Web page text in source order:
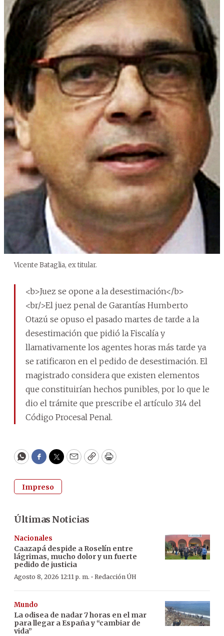
Vicente Bataglia, ex titular.
<b>Juez se opone a la desestimación</b>
<br/>El juez penal de Garantías Humberto
Otazú se opuso el pasado martes de tarde a la
desestimación que pidió la Fiscalía y
llamativamente los agentes horas más tarde ya
se ratificaron en el pedido de desestimación. El
magistrado considera que existen elementos
que constituirían hechos punibles, por lo que le
dio el trámite que prescribe el artículo 314 del
Código Procesal Penal.
WhatsApp
Facebook
Twitter
EmailCopyPrint
Impreso
Últimas Noticias
Nacionales
Caazapá despide a Roselín entre
lágrimas, mucho dolor y un fuerte
pedido de justicia
Agosto 8, 2026 12:11 p. m. · Redacción ÚH
Mundo
La odisea de nadar 7 horas en el mar
para llegar a España y “cambiar de
vida”